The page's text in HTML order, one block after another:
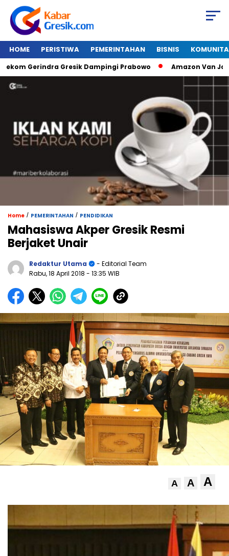
HOME PERISTIWA PEMERINTAHAN BISNIS
Gresik Dampingi Prabowo Amazon Van Java
Home / PEMERINTAHAN / PENDIDIKAN
Mahasiswa Akper Gresik Resmi
Berjaket Unair
Redaktur Utama
- Editorial Team
Rabu, 18 April 2018 - 13:35 WIB
A A A